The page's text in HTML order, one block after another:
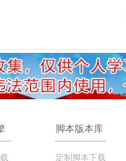
脚本版本库
定制脚本下载